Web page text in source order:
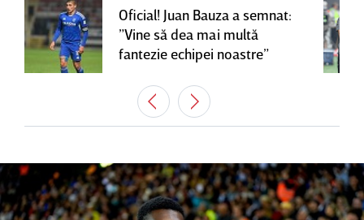
Oficial! Juan Bauza a semnat:
”Vine să dea mai multă
fantezie echipei noastre”